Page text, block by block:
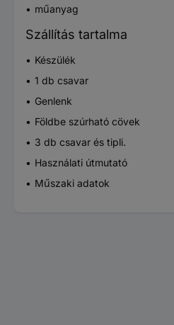
műanyag
Szállítás tartalma
Készülék
1 db csavar
Genlenk
Földbe szúrható cövek
3 db csavar és tipli.
Használati útmutató
Műszaki adatok